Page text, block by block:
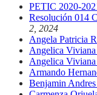
PETIC 2020-
Resolución 014
2, 2024
Angela Patricia
Angelica
Angelica
Armando
Benjamin Andres